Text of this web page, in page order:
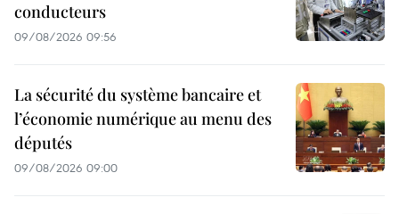
conducteurs
09/08/2026 09:56
La sécurité du système bancaire et
l’économie numérique au menu des
députés
09/08/2026 09:00